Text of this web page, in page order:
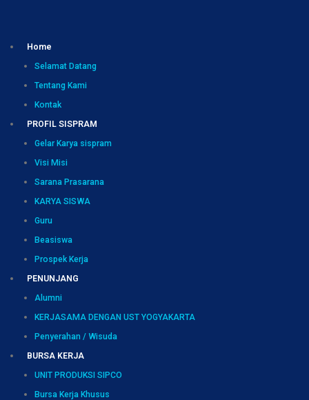
Home
Selamat Datang
Tentang Kami
Kontak
PROFIL SISPRAM
Gelar Karya sispram
Visi Misi
Sarana Prasarana
KARYA SISWA
Guru
Beasiswa
Prospek Kerja
PENUNJANG
Alumni
KERJASAMA DENGAN UST YOGYAKARTA
Penyerahan / Wisuda
BURSA KERJA
UNIT PRODUKSI SIPCO
Bursa Kerja Khusus